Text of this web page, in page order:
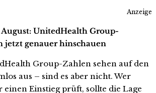
Anzeige
UnitedHealth Group-
jetzt genauer hinschauen
Group-Zahlen sehen auf den
aus – sind es aber nicht. Wer
einen Einstieg prüft, sollte die Lage